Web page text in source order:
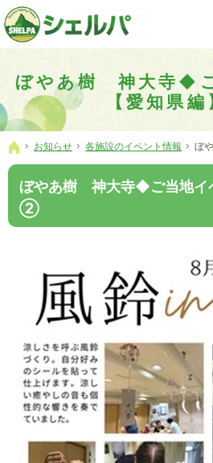
ぼやあ樹 神大寺◆
【愛知県
介護の「通い・泊まり・訪問」から必要なものだけをご
横浜市神奈川区 事業所数No,1の小規模多機能型居宅介護ぼ
ホーム
お知らせ 各施設のイベント情報 ぼや
ぼやあ樹 神大寺◆ご当地イ
②